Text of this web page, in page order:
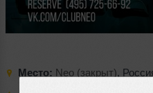
Место: Neo (закрыт),